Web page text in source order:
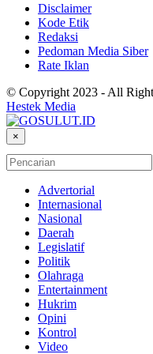
Disclaimer
Kode Etik
Redaksi
Pedoman Media Siber
Rate Iklan
© Copyright 2023 - All
Hestek Media
×
Advertorial
Internasional
Nasional
Daerah
Legislatif
Politik
Olahraga
Entertainment
Hukrim
Opini
Kontrol
Video